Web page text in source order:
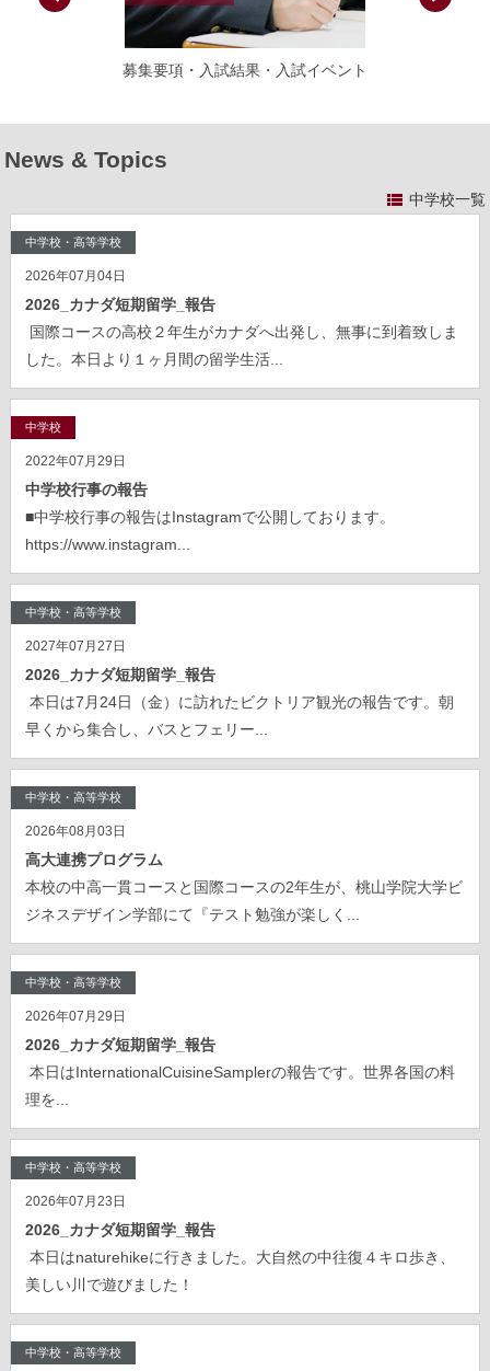
募集要項・入試結果・入試イベント
News & Topics
中学校一覧
中学校・高等学校
2026年07月04日
2026_カナダ短期留学_報告
国際コースの高校２年生がカナダへ出発し、無事に到着致しま
した。本日より１ヶ月間の留学生活...
中学校
2022年07月29日
中学校行事の報告
■中学校行事の報告はInstagramで公開しております。
https://www.instagram...
中学校・高等学校
2027年07月27日
2026_カナダ短期留学_報告
本日は7月24日（金）に訪れたビクトリア観光の報告です。朝
早くから集合し、バスとフェリー...
中学校・高等学校
2026年08月03日
高大連携プログラム
本校の中高一貫コースと国際コースの2年生が、桃山学院大学ビ
ジネスデザイン学部にて『テスト勉強が楽しく...
中学校・高等学校
2026年07月29日
2026_カナダ短期留学_報告
本日はInternationalCuisineSamplerの報告です。世界各国の料
理を...
中学校・高等学校
2026年07月23日
2026_カナダ短期留学_報告
本日はnaturehikeに行きました。大自然の中往復４キロ歩き、
美しい川で遊びました！
中学校・高等学校